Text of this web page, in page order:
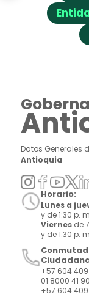
Datos Generales
Antioquia
Horario:
Lunes a
y de 1:30 p.
Viernes de
y de 1:30 p.
+57 604
01 8000 41
+57 604